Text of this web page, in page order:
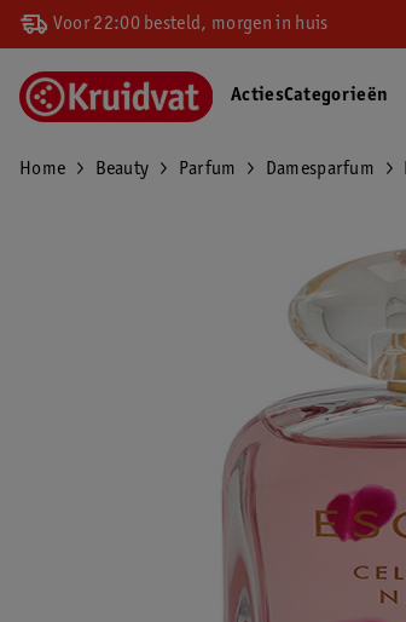
Voor 22:00 besteld, morgen in huis
ActiesCategorieën
Home Beauty Parfum Damesparfum